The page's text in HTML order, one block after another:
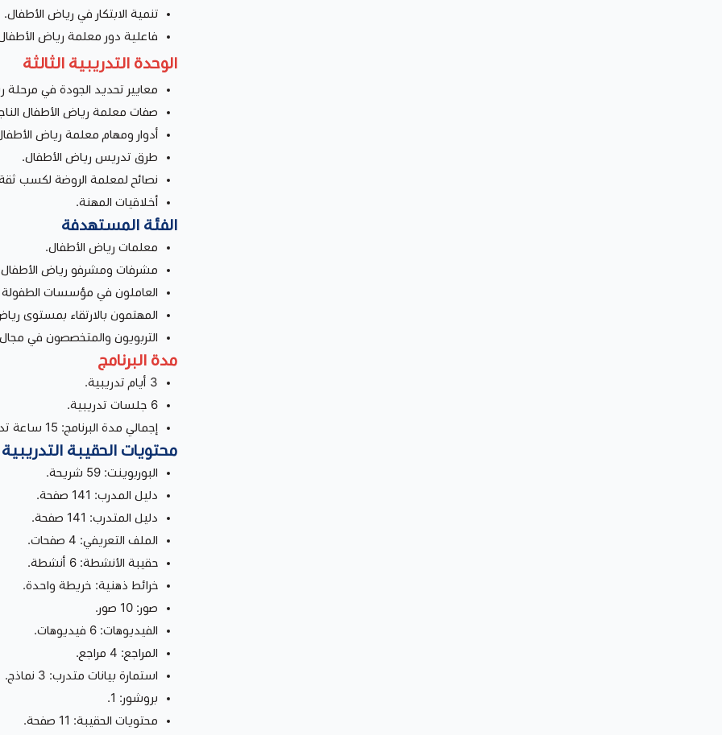
تنمية الابتكار في رياض الأطفال.
فاعلية دور معلمة رياض
الوحدة التدريبية الثالثة
معايير تحديد الجودة في مرحلة
صفات معلمة رياض الأطفال
أدوار ومهام معلمة رياض
طرق تدريس رياض الأطفال.
نصائح لمعلمة الروضة لكسب
أخلاقيات المهنة.
الفئة المستهدفة
معلمات رياض الأطفال.
مشرفات ومشرفو رياض
العاملون في مؤسسات الطفولة
المهتمون بالارتقاء بمستوى
التربويون والمتخصصون في مجال
مدة البرنامج
3 أيام تدريبية.
6 جلسات تدريبية.
إجمالي مدة البرنامج: 15 ساعة تدريبية.
محتويات الحقيبة التدريبية
البوربوينت: 59 شريحة.
دليل المدرب: 141 صفحة.
دليل المتدرب: 141 صفحة.
الملف التعريفي: 4 صفحات.
حقيبة الأنشطة: 6 أنشطة.
خرائط ذهنية: خريطة واحدة.
صور: 10 صور.
الفيديوهات: 6 فيديوهات.
المراجع: 4 مراجع.
استمارة بيانات متدرب: 3 نماذج.
بروشور: 1.
محتويات الحقيبة: 11 صفحة.